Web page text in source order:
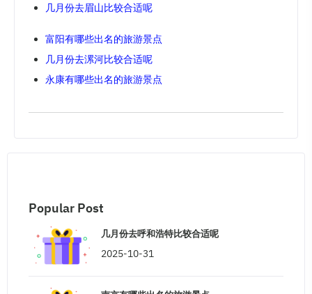
几月份去眉山比较合适呢
富阳有哪些出名的旅游景点
几月份去漯河比较合适呢
永康有哪些出名的旅游景点
Popular Post
几月份去呼和浩特比较合适呢
2025-10-31